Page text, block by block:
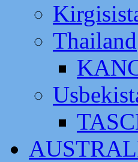
Thailand